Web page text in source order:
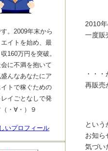
2010
一度販
・・
再販売
とい
お知ら
気づい
。2009年末から
イトを始め、最
160万円を突破。
に不満を抱いて
んなあなたにア
トで稼ぐための
イごとなしで発
・∀・）９
いプロフィール